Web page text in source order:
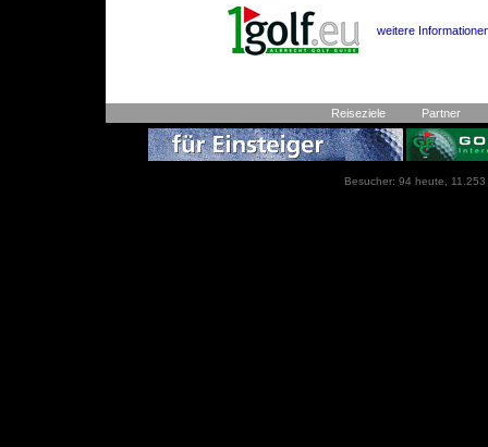
weitere
Reiseziele Partner
Besucher: 94 heute,